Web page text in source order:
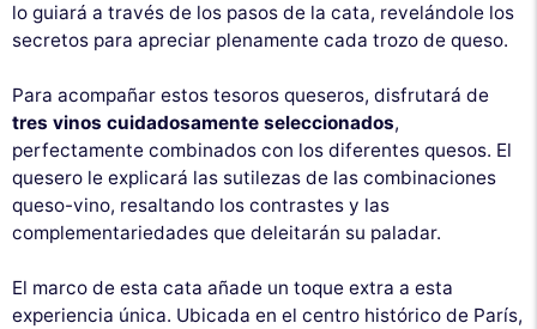
lo guiará a través de los pasos de la cata, revelándole los
secretos para apreciar plenamente cada trozo de queso.
Para acompañar estos tesoros queseros, disfrutará de
tres vinos cuidadosamente seleccionados,
perfectamente combinados con los diferentes quesos. El
quesero le explicará las sutilezas de las combinaciones
queso-vino, resaltando los contrastes y las
complementariedades que deleitarán su paladar.
El marco de esta cata añade un toque extra a esta
experiencia única. Ubicada en el centro histórico de París,